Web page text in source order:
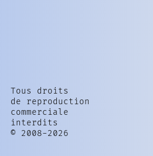
Tous droits
de reproduction
commerciale
interdits
© 2008-2026